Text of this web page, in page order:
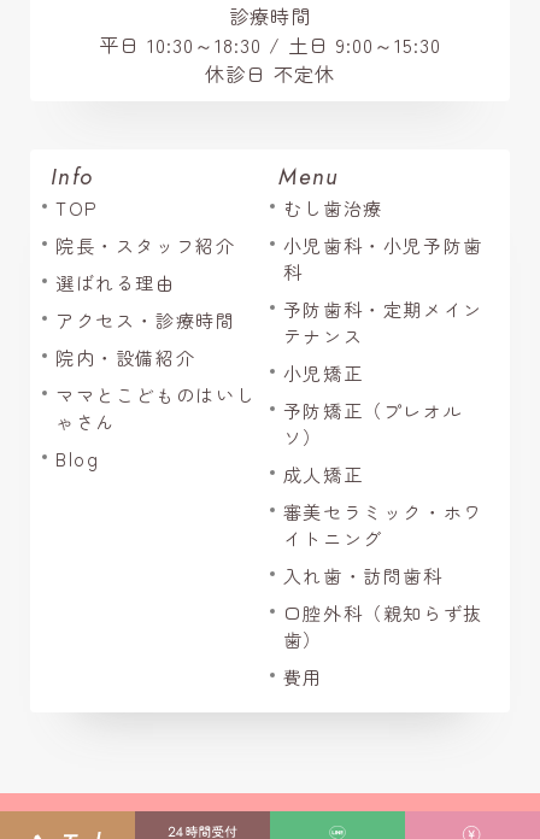
診療時間
平日 10:30～18:30 / 土日 9:00～15:30
休診日 不定休
Info
TOP
院長・スタッフ紹介
選ばれる理由
アクセス・診療時間
院内・設備紹介
ママとこどものはいし
ゃさん
Blog
Menu
むし歯治療
小児歯科・小児予防歯
科
予防歯科・定期メイン
テナンス
小児矯正
予防矯正（プレオル
ソ）
成人矯正
審美セラミック・ホワ
イトニング
入れ歯・訪問歯科
口腔外科（親知らず抜
歯）
費用
Copyright 市川市の歯医者と矯正歯科「本八幡クレア歯科・矯正歯科」